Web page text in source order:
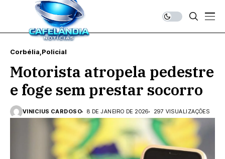
Corbélia Policial
Motorista atropela pedestre
e foge sem prestar socorro
VINICIUS CARDOSO 8 DE JANEIRO DE 2026 297 VISUALIZAÇÕES